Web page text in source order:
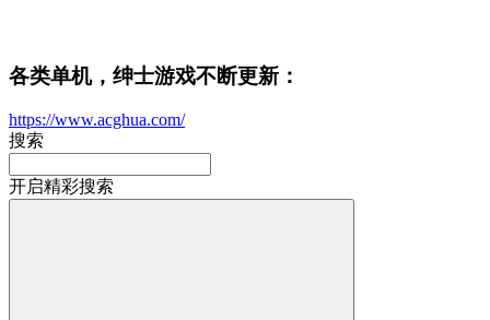
各类单机，绅士游戏不断更新：
https://www.acghua.com/
搜索
开启精彩搜索